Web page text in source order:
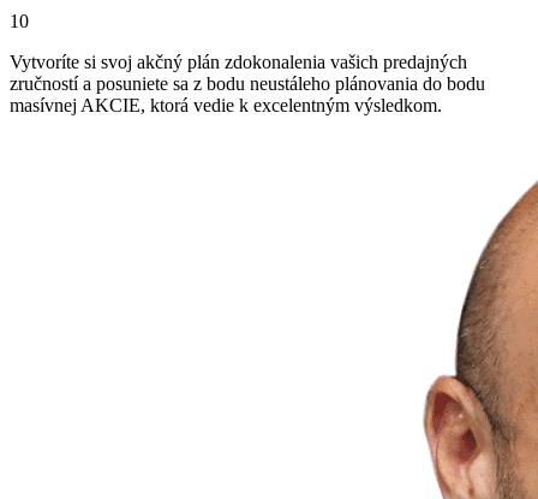
10
Vytvoríte si svoj akčný plán zdokonalenia vašich predajných
zručností a posuniete sa z bodu neustáleho plánovania do bodu
masívnej AKCIE, ktorá vedie k excelentným výsledkom.